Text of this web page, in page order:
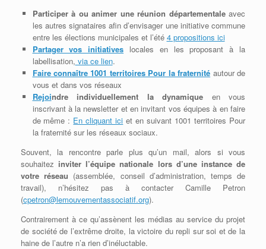
Participer à ou animer une réunion départementale avec
les autres signataires afin d’envisager une initiative commune
entre les élections municipales et l’été 4 propositions ici
Partager vos initiatives locales en les proposant à la
labellisation, via ce lien.
Faire connaître 1001 territoires Pour la fraternité autour de
vous et dans vos réseaux
Rejoindre individuellement la dynamique en vous
inscrivant à la newsletter et en invitant vos équipes à en faire
de même : En cliquant ici et en suivant 1001 territoires Pour
la fraternité sur les réseaux sociaux.
Souvent, la rencontre parle plus qu’un mail, alors si vous
souhaitez inviter l’équipe nationale lors d’une instance de
votre réseau (assemblée, conseil d’administration, temps de
travail), n’hésitez pas à contacter Camille Petron
(cpetron@lemouvementassociatif.org).
Contrairement à ce qu’assènent les médias au service du projet
de société de l’extrême droite, la victoire du repli sur soi et de la
haine de l’autre n’a rien d’inéluctable.